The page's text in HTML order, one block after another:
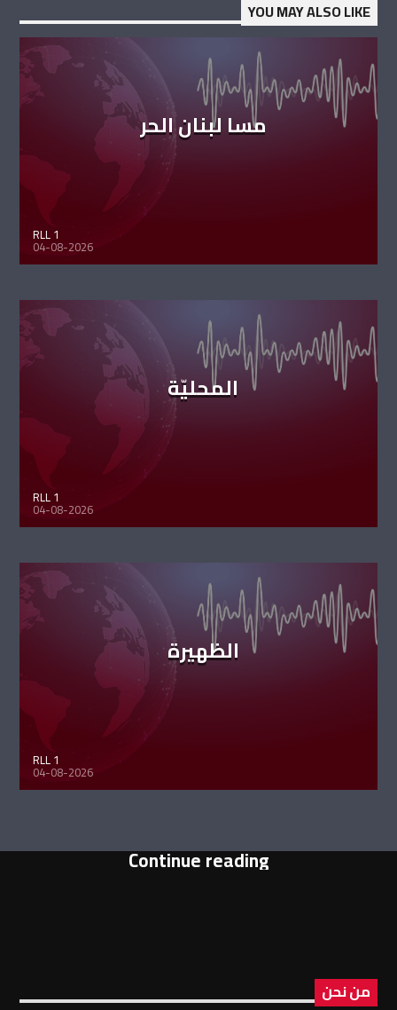
YOU MAY ALSO LIKE
مسا لبنان الحر
RLL 1
04-08-2026
المحليّة
RLL 1
04-08-2026
الظهيرة
RLL 1
04-08-2026
Continue reading
من نحن